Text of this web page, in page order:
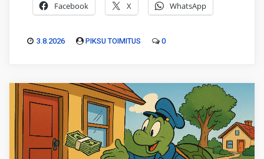
Facebook X WhatsApp
3.8.2026 PIKSU TOIMITUS 0